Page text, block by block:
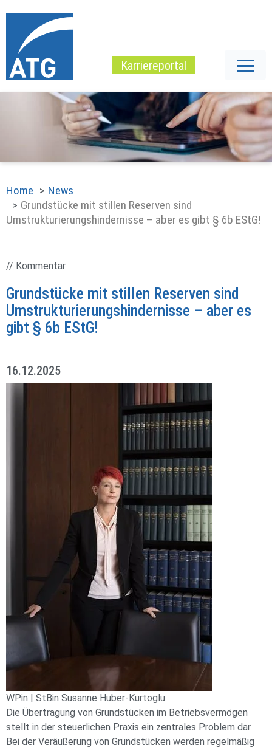
Karriereportal
Home
News
Grundstücke mit stillen Reserven sind
Umstrukturierungshindernisse – aber es gibt § 6b EStG!
// Kommentar
Grundstücke mit stillen Reserven sind
Umstrukturierungshindernisse – aber es
gibt § 6b EStG!
16.12.2025
WPin | StBin Susanne Huber-Kurtoglu
Die Übertragung von Grundstücken im Betriebsvermögen
stellt in der steuerlichen Praxis ein zentrales Problem dar.
Bei der Veräußerung von Grundstücken werden regelmäßig